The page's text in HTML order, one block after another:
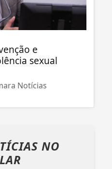
e
sexual
Notícias
NO